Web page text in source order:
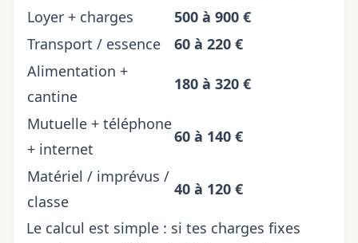
Loyer + charges
500 à 900 €
Transport / essence
60 à 220 €
Alimentation +
cantine
180 à 320 €
Mutuelle + téléphone
+ internet
60 à 140 €
Matériel / imprévus /
classe
40 à 120 €
Le calcul est simple : si tes charges fixes